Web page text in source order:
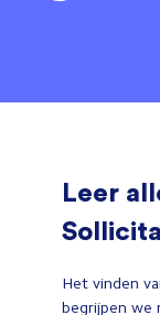
Leer
Het vinden
begrijpen we